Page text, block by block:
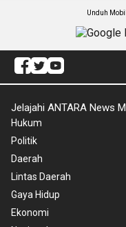
Unduh
Jelajahi ANTARA News
Hukum
Politik
Daerah
Lintas Daerah
Gaya Hidup
Ekonomi